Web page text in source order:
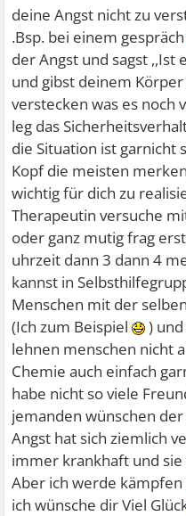
deine Angst nicht zu
.Bsp. bei einem
der Angst und sagst ,,Ist
und gibst deinem
verstecken was es noch
leg das
die Situation ist garnicht
Kopf die meisten
wichtig für dich zu
Therapeutin versuche
oder ganz mutig frag
uhrzeit dann 3 dann 4
kannst in
Menschen mit der
(Ich zum Beispiel
)
lehnen menschen nicht
Chemie auch einfach
habe nicht so viele
jemanden wünschen
Angst hat sich ziemlich
immer krankhaft und sie
Aber ich werde
ich wünsche dir Viel